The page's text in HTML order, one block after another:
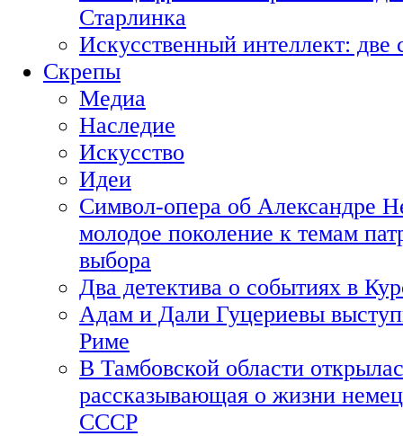
Старлинка
Искусственный интеллект:
Скрепы
Медиа
Наследие
Искусство
Идеи
Символ-опера об Александре
молодое поколение к темам
выбора
Два детектива о событиях в
Адам и Дали Гуцериевы
Риме
В Тамбовской области
рассказывающая о жизни
СССР